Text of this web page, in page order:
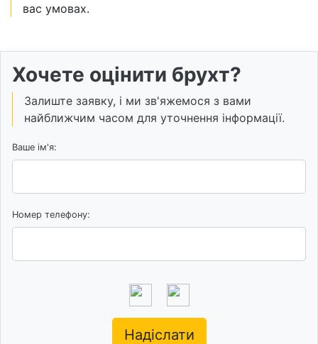
вас умовах.
Хочете оцінити брухт?
Залиште заявку, і ми зв'яжемося з вами
найближчим часом для уточнення інформації.
Ваше ім'я:
Номер телефону:
Надіслати